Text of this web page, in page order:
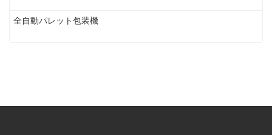
全自動パレット包装機